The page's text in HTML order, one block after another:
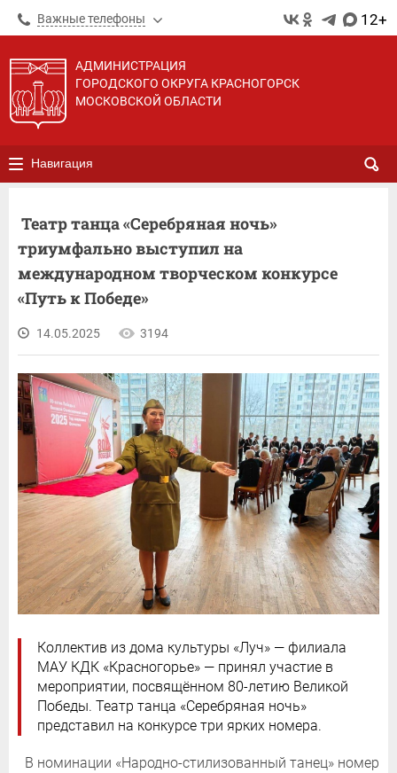
Важные телефоны 12+
АДМИНИСТРАЦИЯ
ГОРОДСКОГО ОКРУГА КРАСНОГОРСК
МОСКОВСКОЙ ОБЛАСТИ
Навигация
Театр танца «Серебряная ночь»
триумфально выступил на
международном творческом конкурсе
«Путь к Победе»
14.05.2025 3194
Коллектив из дома культуры «Луч» — филиала
МАУ КДК «Красногорье» — принял участие в
мероприятии, посвящённом 80-летию Великой
Победы. Театр танца «Серебряная ночь»
представил на конкурсе три ярких номера.
В номинации «Народно-стилизованный танец» номер